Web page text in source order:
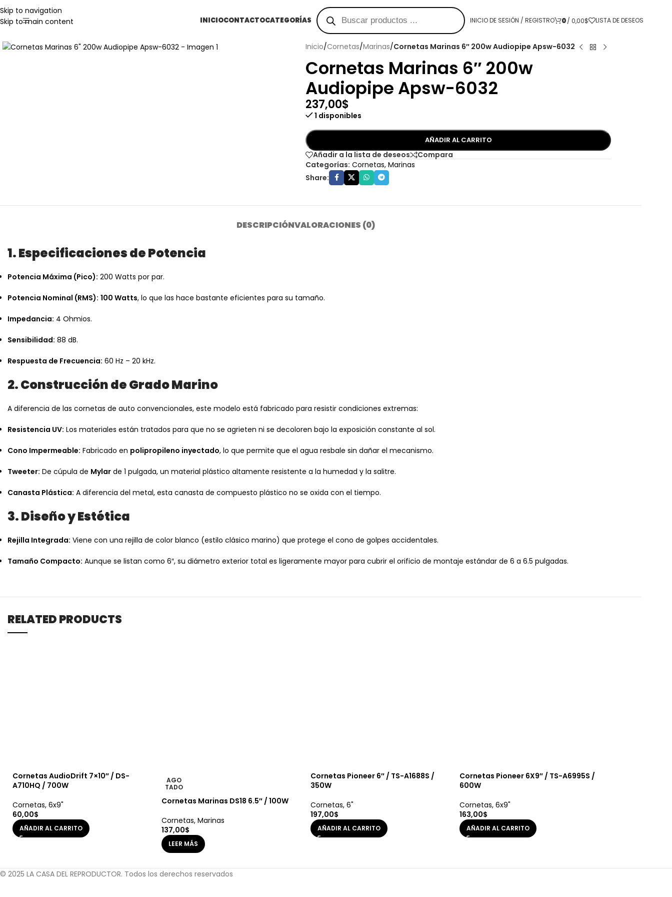
Skip to navigation
Skip to main content
INICIOCONTACTOCATEGORÍAS INICIO DE SESIÓN / REGISTRO 0/ 0,00$
LISTA DE DESEOS
Inicio/Cornetas/Marinas/Cornetas Marinas 6″ 200w Audiopipe Apsw-6032
Cornetas Marinas 6″ 200w
Audiopipe Apsw-6032
237,00$
1 disponibles
AÑADIR AL CARRITO
Añadir a la lista de deseos
Compara
Categorías: Cornetas, Marinas
Share:
DESCRIPCIÓNVALORACIONES (0)
1. Especificaciones de Potencia
Potencia Máxima (Pico): 200 Watts por par.
Potencia Nominal (RMS): 100 Watts, lo que las hace bastante eficientes para su tamaño.
Impedancia: 4 Ohmios.
Sensibilidad: 88 dB.
Respuesta de Frecuencia: 60 Hz – 20 kHz.
2. Construcción de Grado Marino
A diferencia de las cornetas de auto convencionales, este modelo está fabricado para resistir condiciones extremas:
Resistencia UV: Los materiales están tratados para que no se agrieten ni se decoloren bajo la exposición constante al sol.
Cono Impermeable: Fabricado en polipropileno inyectado, lo que permite que el agua resbale sin dañar el mecanismo.
Tweeter: De cúpula de Mylar de 1 pulgada, un material plástico altamente resistente a la humedad y la salitre.
Canasta Plástica: A diferencia del metal, esta canasta de compuesto plástico no se oxida con el tiempo.
3. Diseño y Estética
Rejilla Integrada: Viene con una rejilla de color blanco (estilo clásico marino) que protege el cono de golpes accidentales.
Tamaño Compacto: Aunque se listan como 6″, su diámetro exterior total es ligeramente mayor para cubrir el orificio de montaje estándar de 6 a 6.5 pulgadas.
RELATED PRODUCTS
Cornetas AudioDrift 7×10″ / DS-
A710HQ / 700W
Cornetas, 6x9"
60,00$
AÑADIR AL CARRITO
AGO
TADO
Cornetas Marinas DS18 6.5″ / 100W
Cornetas, Marinas
137,00$
LEER MÁS
Cornetas Pioneer 6″ / TS-A1688S /
350W
Cornetas, 6"
197,00$
AÑADIR AL CARRITO
Cornetas Pioneer 6X9″ / TS-A6995S /
600W
Cornetas, 6x9"
163,00$
AÑADIR AL CARRITO
© 2025 LA CASA DEL REPRODUCTOR. Todos los derechos reservados